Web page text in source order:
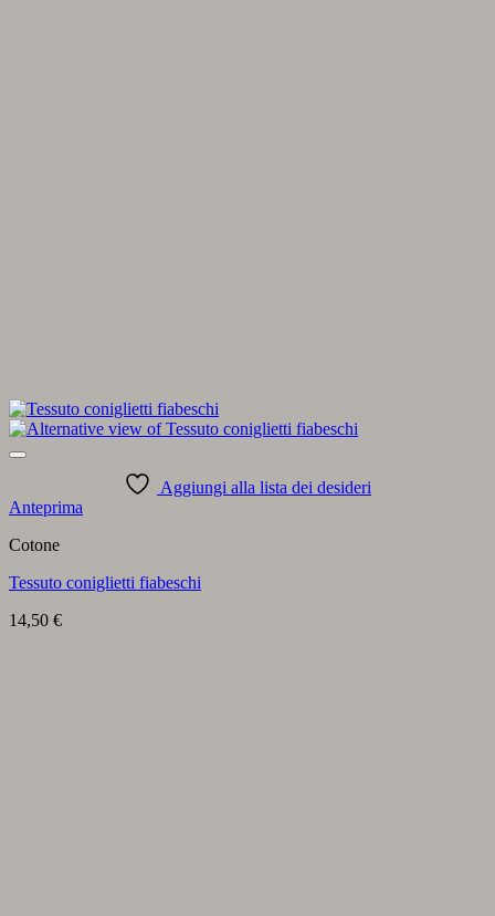
Aggiungi alla lista dei desideri
Anteprima
Cotone
Tessuto coniglietti fiabeschi
14,50 €